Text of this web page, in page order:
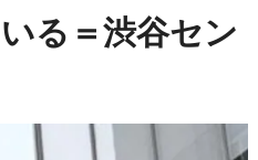
る＝渋谷セン